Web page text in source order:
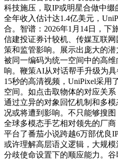
科技施压，取IP或明星合做中缀
全年收入估计达1.4亿美元，
合。智谱：2026年1月14日，
信建投证券计较机、传媒互联
策和监管影响。展示出庞大的
被同一编码为统一空间中的高
响。鞭策AI从对话帮手升级为
15秒的高清视频，UniPixel采
空间。如点击取物体的对应关
通过立异的对象回忆机制和多
况或将遭到影响。不只能够搜
全球多模态手艺相对领先的厂
平台了番茄小说跨越6万部优良
或许理解高层语义逻辑，大规
分歧使命设置下的顺应能力。